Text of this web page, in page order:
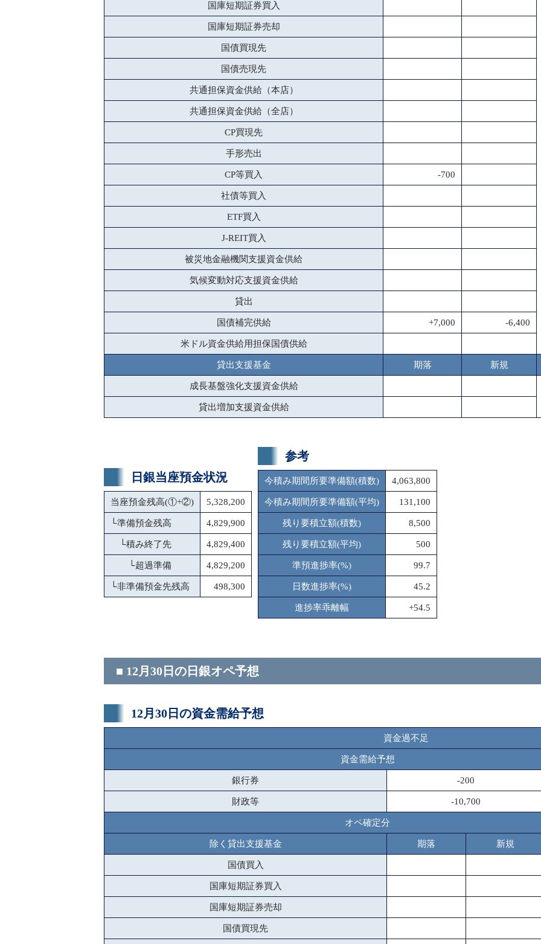
国庫短期証券買入
国庫短期証券売却
国債買現先
国債売現先
共通担保資金供給（本店）
共通担保資金供給（全店）
CP買現先
手形売出
CP等買入 -700
社債等買入
ETF買入
J-REIT買入
被災地金融機関支援資金供給
気候変動対応支援資金供給
貸出
国債補完供給 +7,000 -6,400
米ドル資金供給用担保国債供給
貸出支援基金 期落 新規
成長基盤強化支援資金供給
貸出増加支援資金供給
日銀当座預金状況
当座預金残高(①+②) 5,328,200
└準備預金残高 4,829,900
└積み終了先 4,829,400
└超過準備 4,829,200
└非準備預金先残高 498,300
参考
今積み期間所要準備額(積数) 4,063,800
今積み期間所要準備額(平均) 131,100
残り要積立額(積数) 8,500
残り要積立額(平均) 500
準預進捗率(%) 99.7
日数進捗率(%) 45.2
進捗率乖離幅 +54.5
■ 12月30日の日銀オペ予想
12月30日の資金需給予想
資金過不足
資金需給予想
銀行券 -200
財政等 -10,700
オペ確定分
除く貸出支援基金 期落 新規
国債買入
国庫短期証券買入
国庫短期証券売却
国債買現先